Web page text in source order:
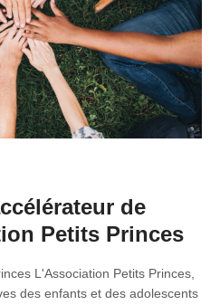
de
Petits Princes
L'Association Petits Princes,
des enfants et des adolescents